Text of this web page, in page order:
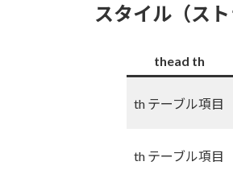
スタイル（スト
thead th
th テーブル項目
th テーブル項目